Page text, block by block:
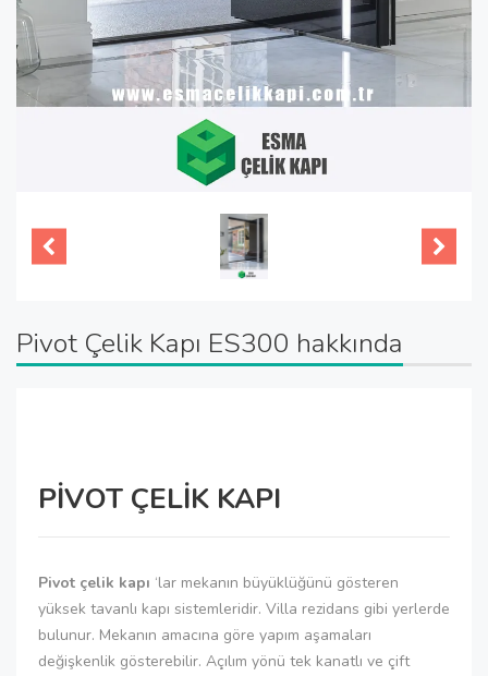
Pivot Çelik Kapı ES300 hakkında
PİVOT ÇELİK KAPI
Pivot çelik kapı ‘lar mekanın büyüklüğünü gösteren
yüksek tavanlı kapı sistemleridir. Villa rezidans gibi yerlerde
bulunur. Mekanın amacına göre yapım aşamaları
değişkenlik gösterebilir. Açılım yönü tek kanatlı ve çift